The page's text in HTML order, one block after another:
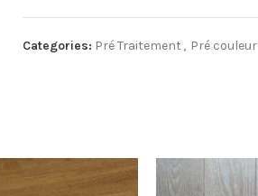
Categories: Pré Traitement , Pré couleur